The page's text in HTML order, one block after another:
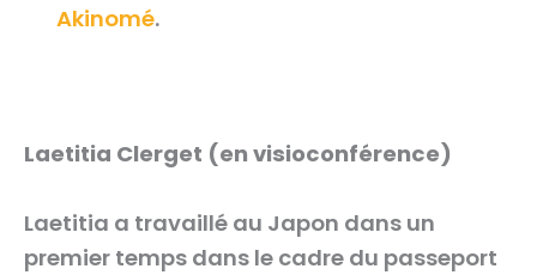
Akinomé.
Laetitia Clerget (en visioconférence)
Laetitia a travaillé au Japon dans un
premier temps dans le cadre du passeport